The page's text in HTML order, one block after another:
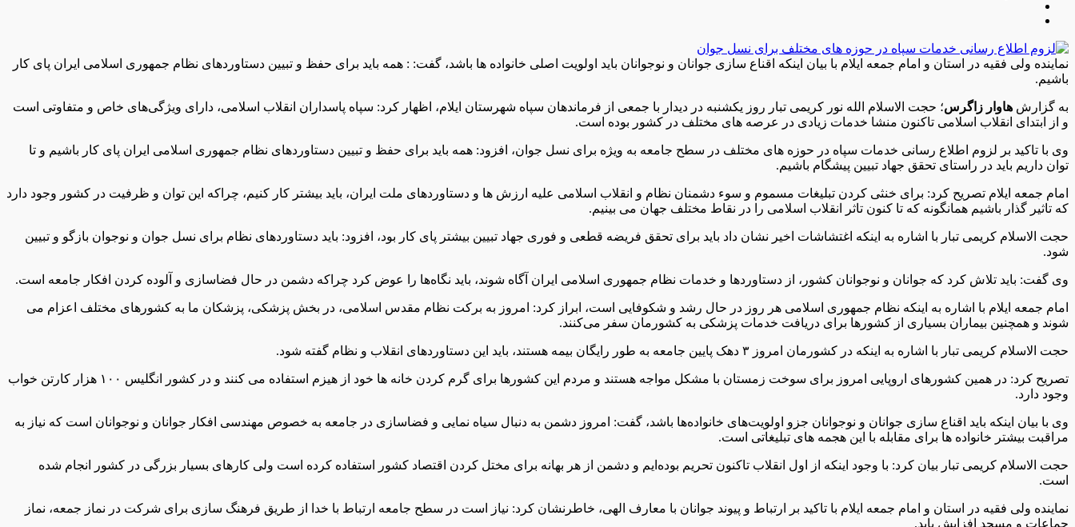
نماینده ولی فقیه در استان و امام جمعه ایلام با بیان اینکه اقناع سازی جوانان و نوجوانان باید اولویت اصلی خانواده ها باشد، گفت: : همه باید برای حفظ و تبیین دستاوردهای نظام جمهوری اسلامی ایران پای کار
باشیم.
به گزارش هاوار زاگرس؛ حجت الاسلام الله نور کریمی تبار روز یکشنبه در دیدار با جمعی از فرماندهان سپاه شهرستان ایلام، اظهار کرد: سپاه پاسداران انقلاب اسلامی، دارای ویژگی‌های خاص و متفاوتی است
و از ابتدای انقلاب اسلامی تاکنون منشا خدمات زیادی در عرصه های مختلف در کشور بوده است.
وی با تاکید بر لزوم اطلاع رسانی خدمات سپاه در حوزه های مختلف در سطح جامعه به ویژه برای نسل جوان، افزود: همه باید برای حفظ و تبیین دستاوردهای نظام جمهوری اسلامی ایران پای کار باشیم و تا
توان داریم باید در راستای تحقق جهاد تبیین پیشگام باشیم.
امام جمعه ایلام تصریح کرد: برای خنثی کردن تبلیغات مسموم و سوء دشمنان نظام و انقلاب اسلامی علیه ارزش ها و دستاوردهای ملت ایران، باید بیشتر کار کنیم، چراکه این توان و ظرفیت در کشور وجود دارد
که تاثیر گذار باشیم همانگونه که تا کنون تاثر انقلاب اسلامی را در نقاط مختلف جهان می بینیم.
حجت الاسلام کریمی تبار با اشاره به اینکه اغتشاشات اخیر نشان داد باید برای تحقق فریضه قطعی و فوری جهاد تبیین بیشتر پای کار بود، افزود: باید دستاوردهای نظام برای نسل جوان و نوجوان بازگو و تبیین
شود.
وی گفت: باید تلاش کرد که جوانان و نوجوانان کشور، از دستاوردها و خدمات نظام جمهوری اسلامی ایران آگاه شوند، باید نگاه‌ها را عوض کرد چراکه دشمن در حال فضاسازی و آلوده کردن افکار جامعه است.
امام جمعه ایلام با اشاره به اینکه نظام جمهوری اسلامی هر روز در حال رشد و شکوفایی است، ابراز کرد: امروز به برکت نظام مقدس اسلامی، در بخش پزشکی، پزشکان ما به کشورهای مختلف اعزام می
شوند و همچنین بیماران بسیاری از کشورها برای دریافت خدمات پزشکی به کشورمان سفر می‌کنند.
حجت الاسلام کریمی تبار با اشاره به اینکه در کشورمان امروز‏ ۳ دهک پایین جامعه به طور رایگان بیمه هستند، باید این دستاوردهای انقلاب و نظام گفته شود.
تصریح کرد: در همین کشورهای اروپایی امروز برای سوخت زمستان با مشکل مواجه هستند و مردم این کشورها برای گرم کردن خانه ها خود از هیزم استفاده می کنند و در کشور انگلیس ۱۰۰ هزار کارتن خواب
وجود دارد.
وی با بیان اینکه باید ‏اقناع سازی جوانان و نوجوانان جزو اولویت‌های خانواده‌ها باشد، گفت: امروز ‏دشمن به دنبال سیاه نمایی و فضاسازی در جامعه به خصوص مهندسی افکار جوانان و نوجوانان است که نیاز به
مراقبت بیشتر خانواده ها برای مقابله با این هجمه های تبلیغاتی است.
حجت الاسلام کریمی تبار بیان کرد: با وجود اینکه از اول انقلاب تاکنون تحریم بوده‌ایم و دشمن از هر بهانه برای مختل کردن اقتصاد کشور استفاده کرده است ولی کارهای بسیار بزرگی در کشور انجام شده
است.
نماینده ولی فقیه در استان و امام جمعه ایلام با تاکید بر ارتباط و پیوند جوانان با معارف الهی، خاطرنشان کرد: نیاز است در سطح جامعه ارتباط با خدا از طریق فرهنگ سازی برای شرکت در نماز جمعه، نماز
جماعات و مسجد افزایش یابد.